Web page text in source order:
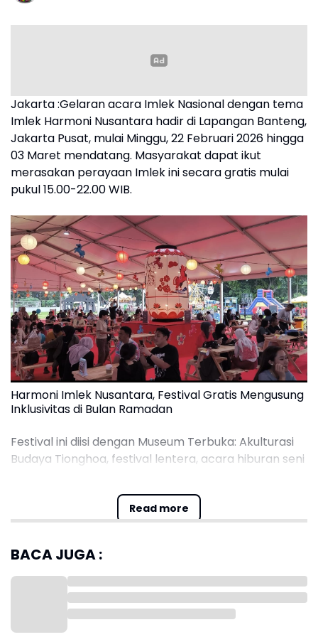
Read more
Jakarta :Gelaran acara Imlek Nasional dengan tema
Imlek Harmoni Nusantara hadir di Lapangan Banteng,
Jakarta Pusat, mulai Minggu, 22 Februari 2026 hingga
03 Maret mendatang. Masyarakat dapat ikut
merasakan perayaan Imlek ini secara gratis mulai
pukul 15.00-22.00 WIB.
Harmoni Imlek Nusantara, Festival Gratis Mengusung
Inklusivitas di Bulan Ramadan
Festival ini diisi dengan Museum Terbuka: Akulturasi
Budaya Tionghoa, festival lentera, acara hiburan seni
Wakil Menteri Ekonomi Kreatif sekaligus Ketua Umum
Panitia Festival Imlek Nasional membuka langsung
perayaan ini. Irene mengatakan bahwa Festival
BACA JUGA :